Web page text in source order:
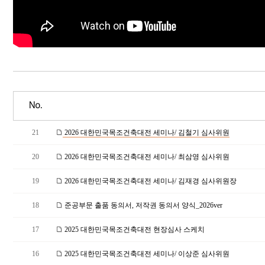
No.
21 2026 대한민국목조건축대전 세미나/ 김철기 심사위원
20 2026 대한민국목조건축대전 세미나/ 최삼영 심사위원
19 2026 대한민국목조건축대전 세미나/ 김재경 심사위원장
18 준공부문 출품 동의서, 저작권 동의서 양식_2026ver
17 2025 대한민국목조건축대전 현장심사 스케치
16 2025 대한민국목조건축대전 세미나/ 이상준 심사위원